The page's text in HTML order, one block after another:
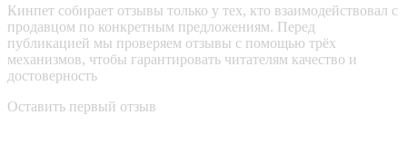
Кинпет собирает отзывы только у тех, кто взаимодействовал с
продавцом по конкретным предложениям. Перед
публикацией мы проверяем отзывы с помощью трёх
механизмов, чтобы гарантировать читателям качество и
достоверность
Оставить первый отзыв